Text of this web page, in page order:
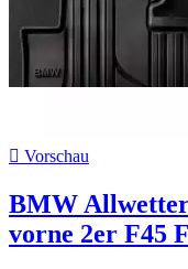
 Vorschau
BMW
vorne 2er F45